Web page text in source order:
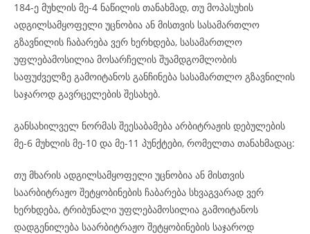
184-ე მუხლის მე-4 ნაწილის თანახმად, თუ მოპასუხის
ადგილსამყოფელი უცნობია ან მისთვის სასამართლო
გზავნილის ჩაბარება ვერ ხერხდება, სასამართლო
უფლებამოსილია მოსარჩელის შუამდგომლობის
საფუძველზე გამოიტანოს განჩინება სასამართლო გზავნილის
საჯაროდ გავრცელების შესახებ.
განსახილველ ნორმას შეესაბამება არბიტრაჟის დებულების
მე-6 მუხლის მე-10 და მე-11 პუნქტები, რომელთა თანახმადაც:
თუ მხარის ადგილსამყოფელი უცნობია ან მისთვის
საარბიტრაჟო შეტყობინების ჩაბარება სხვაგვარად ვერ
ხერხდება, ტრიბუნალი უფლებამოსილია გამოიტანოს
დადგენილება საარბიტრაჟო შეტყობინების საჯაროდ